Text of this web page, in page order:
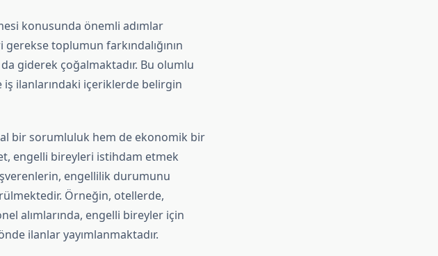
konusunda önemli adımlar
toplumun farkındalığının
giderek çoğalmaktadır. Bu olumlu
iş ilanlarındaki içeriklerde belirgin
bir sorumluluk hem de ekonomik bir
engelli bireyleri istihdam etmek
engellilik durumunu
Örneğin, otellerde,
alımlarında, engelli bireyler için
ilanlar yayımlanmaktadır.